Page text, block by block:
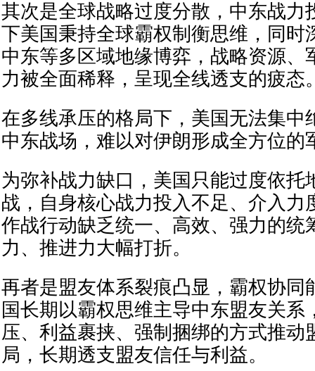
其次是全球战略过度分散，中东战力
下美国秉持全球霸权制衡思维，同时
中东等多区域地缘博弈，战略资源、
力被全面稀释，呈现全线透支的疲态
在多线承压的格局下，美国无法集中
中东战场，难以对伊朗形成全方位的
为弥补战力缺口，美国只能过度依托
战，自身核心战力投入不足、介入力
作战行动缺乏统一、高效、强力的统
力、推进力大幅打折。
再者是盟友体系裂痕凸显，霸权协同
国长期以霸权思维主导中东盟友关系
压、利益裹挟、强制捆绑的方式推动
局，长期透支盟友信任与利益。